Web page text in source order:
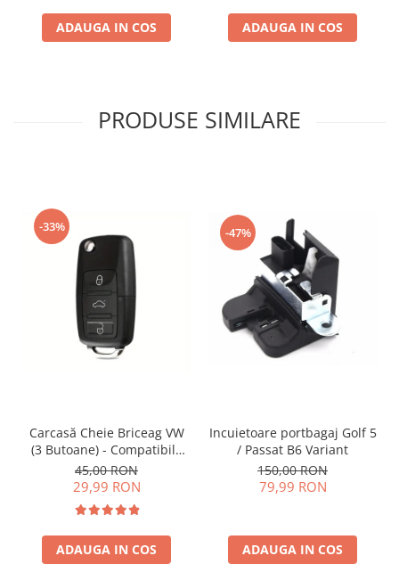
ADAUGA IN COS ADAUGA IN COS
PRODUSE SIMILARE
-33%
Carcasă Cheie Briceag VW
(3 Butoane) - Compatibilă
Golf 5, Jetta, Touran etc
45,00 RON
29,99 RON
ADAUGA IN COS
-47%
Incuietoare portbagaj Golf 5
/ Passat B6 Variant
150,00 RON
79,99 RON
ADAUGA IN COS